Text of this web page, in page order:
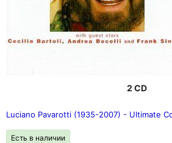
2 CD
Luciano Pavarotti (1935-2007) - Ultimate
Есть в наличии